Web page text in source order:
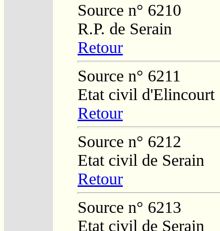
Source n° 6210
R.P. de Serain
Retour
Source n° 6211
Etat civil d'Elincourt
Retour
Source n° 6212
Etat civil de Serain
Retour
Source n° 6213
Etat civil de Serain